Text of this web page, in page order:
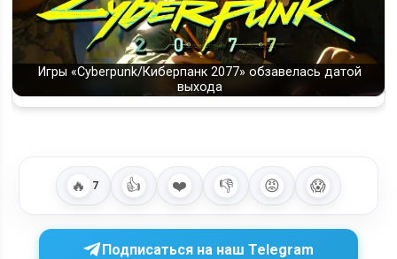
Игры «Cyberpunk/Киберпанк 2077» обзавелась датой
выхода
🔥 7 👍 ❤️ 👎 😡 😱
Подписаться на наш Telegram